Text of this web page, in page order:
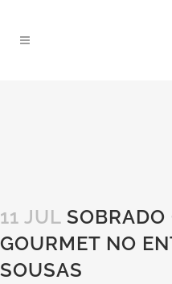
11 JUL SOBRADO
GOURMET NO
SOUSAS